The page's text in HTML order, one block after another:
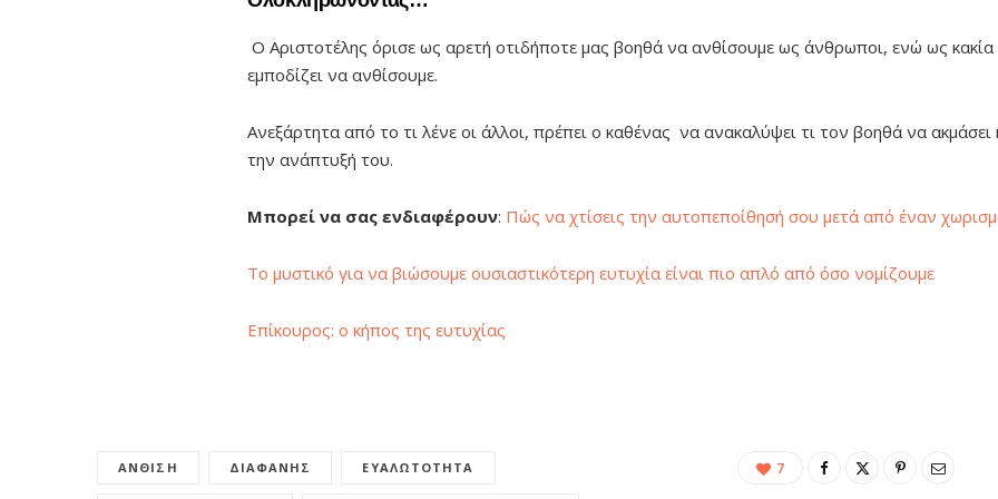
Ο Αριστοτέλης όρισε ως αρετή οτιδήποτε μας βοηθά να ανθίσουμε ως άνθρωποι, ενώ ως κακία
εμποδίζει να ανθίσουμε.
Ανεξάρτητα από το τι λένε οι άλλοι, πρέπει ο καθένας να ανακαλύψει τι τον βοηθά να ακμάσει
την ανάπτυξή του.
Μπορεί να σας ενδιαφέρουν: Πώς να χτίσεις την αυτοπεποίθησή σου μετά από έναν
Το μυστικό για να βιώσουμε ουσιαστικότερη ευτυχία είναι πιο απλό από όσο νομίζουμε
Επίκουρος: ο κήπος της ευτυχίας
ΆΝΘΙΣΗ ΔΙΑΦΑΝΉΣ ΕΥΑΛΩΤΌΤΗΤΑ 7